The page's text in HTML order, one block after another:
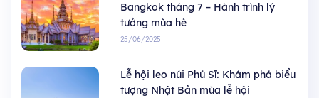
Bangkok tháng 7 – Hành trình lý
tưởng mùa hè
25/06/2025
Lễ hội leo núi Phú Sĩ: Khám phá biểu
tượng Nhật Bản mùa lễ hội